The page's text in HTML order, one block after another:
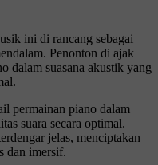
ini di rancang sebagai
Penonton di ajak
dalam suasana akustik yang
permainan piano dalam
suara secara optimal.
jelas, menciptakan
dan imersif.